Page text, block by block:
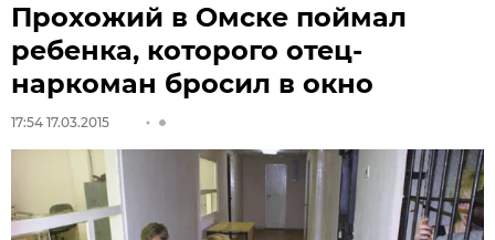
Прохожий в Омске поймал
ребенка, которого отец-
наркоман бросил в окно
17:54 17.03.2015